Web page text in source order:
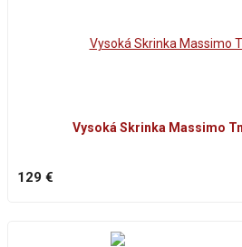
Vysoká Skrinka Massimo
129 €